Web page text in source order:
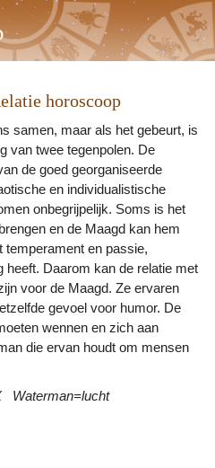
horoscoop
samen, maar als het gebeurt, is
van twee tegenpolen. De
de goed georganiseerde
en individualistische
onbegrijpelijk. Soms is het
en de Maagd kan hem
temperament en passie,
heeft. Daarom kan de relatie met
voor de Maagd. Ze ervaren
gevoel voor humor. De
wennen en zich aan
die ervan houdt om mensen